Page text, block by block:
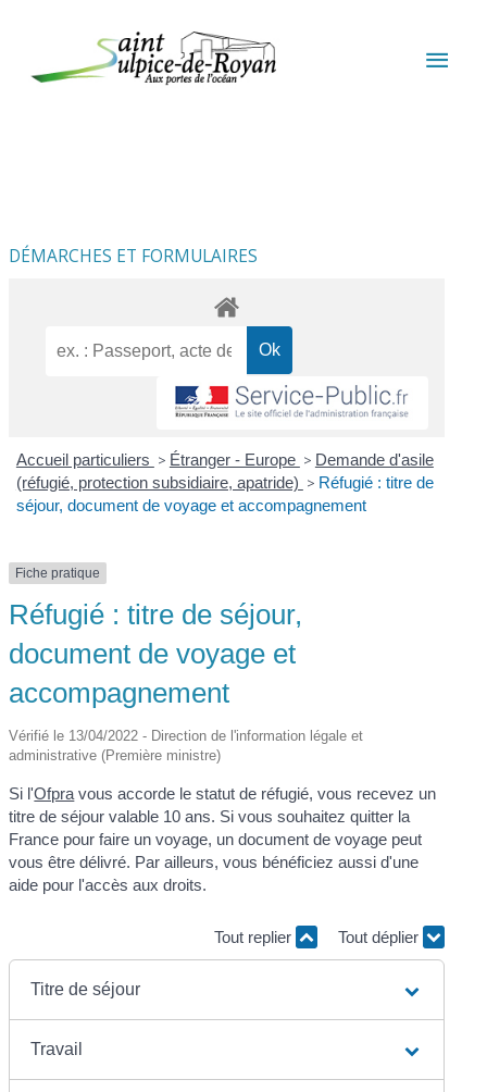
DÉMARCHES ET FORMULAIRES
Accueil particuliers > Étranger - Europe > Demande d'asile
(réfugié, protection subsidiaire, apatride) > Réfugié : titre de
séjour, document de voyage et accompagnement
Fiche pratique
Réfugié : titre de séjour,
document de voyage et
accompagnement
Vérifié le 13/04/2022 - Direction de l'information légale et
administrative (Première ministre)
Si l'Ofpravous accorde le statut de réfugié, vous recevez un
titre de séjour valable 10 ans. Si vous souhaitez quitter la
France pour faire un voyage, un document de voyage peut
vous être délivré. Par ailleurs, vous bénéficiez aussi d'une
aide pour l'accès aux droits.
Tout replier Tout déplier
Titre de séjour
Travail